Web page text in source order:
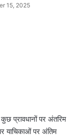
15, 2025
प्रावधानों पर अंतरिम
याचिकाओं पर अंतिम